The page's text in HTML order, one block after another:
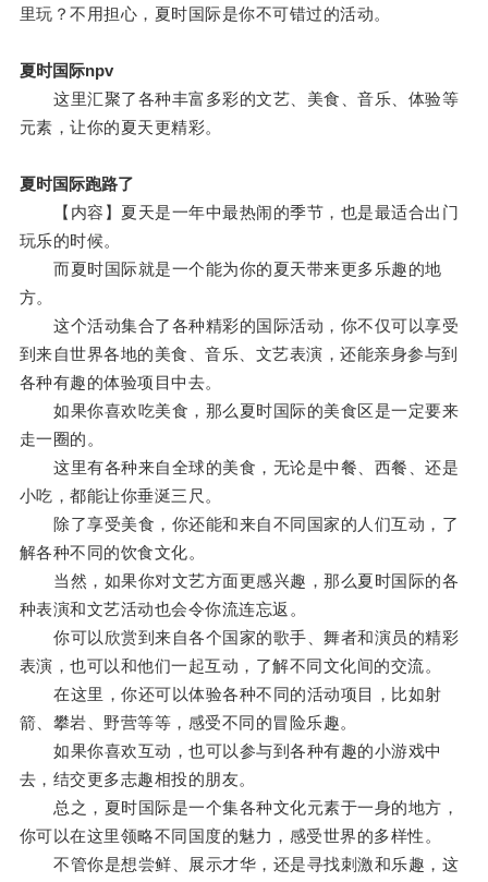
里玩？不用担心，夏时国际是你不可错过的活动。
夏时国际npv
这里汇聚了各种丰富多彩的文艺、美食、音乐、体验等
元素，让你的夏天更精彩。
夏时国际跑路了
【内容】夏天是一年中最热闹的季节，也是最适合出门
玩乐的时候。
而夏时国际就是一个能为你的夏天带来更多乐趣的地
方。
这个活动集合了各种精彩的国际活动，你不仅可以享受
到来自世界各地的美食、音乐、文艺表演，还能亲身参与到
各种有趣的体验项目中去。
如果你喜欢吃美食，那么夏时国际的美食区是一定要来
走一圈的。
这里有各种来自全球的美食，无论是中餐、西餐、还是
小吃，都能让你垂涎三尺。
除了享受美食，你还能和来自不同国家的人们互动，了
解各种不同的饮食文化。
当然，如果你对文艺方面更感兴趣，那么夏时国际的各
种表演和文艺活动也会令你流连忘返。
你可以欣赏到来自各个国家的歌手、舞者和演员的精彩
表演，也可以和他们一起互动，了解不同文化间的交流。
在这里，你还可以体验各种不同的活动项目，比如射
箭、攀岩、野营等等，感受不同的冒险乐趣。
如果你喜欢互动，也可以参与到各种有趣的小游戏中
去，结交更多志趣相投的朋友。
总之，夏时国际是一个集各种文化元素于一身的地方，
你可以在这里领略不同国度的魅力，感受世界的多样性。
不管你是想尝鲜、展示才华，还是寻找刺激和乐趣，这